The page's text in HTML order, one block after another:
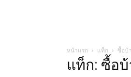
หน้าแรก แท็ก ซื้อบ้
แท็ก: ซื้อ